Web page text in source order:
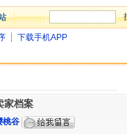
下载手机APP
家档案
桃谷